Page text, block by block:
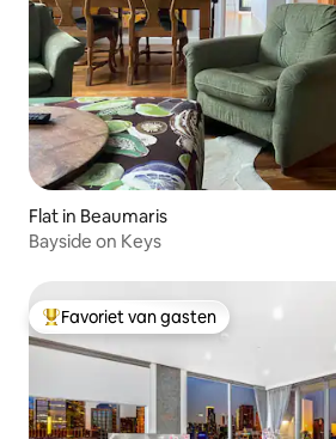
Flat in Beaumaris
Bayside on Keys
Topfavoriet van gasten
Favoriet van gasten